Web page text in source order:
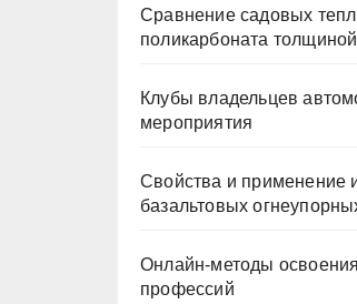
Сравнение садовых
поликарбоната
Клубы владельцев
мероприятия
Свойства и применение
базальтовых
Онлайн-методы
профессий